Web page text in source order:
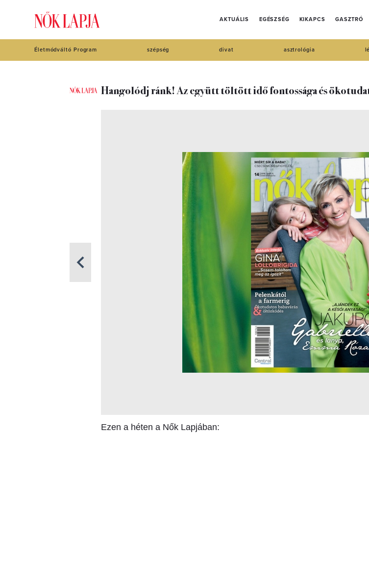
AKTUÁLIS EGÉSZSÉG KIKAPCS GASZTRÓ
Életmódváltó Program szépség divat asztrológia
Hangolódj ránk! Az együtt töltött idő fontossága és
Ezen a héten a Nők Lapjában: